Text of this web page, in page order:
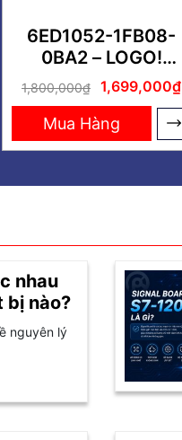
6ED1052-1FB08-
0BA2 – LOGO!
230RCE Module
logic 24V 8DI-4DQ
1,800,000₫ 1,699,000₫
Mua Hàng
nhau
bị nào?
nguyên lý